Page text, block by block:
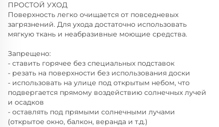
ПРОСТОЙ УХОД
Поверхность легко очищается от повседневых
загрязнений. Для ухода достаточно использовать
мягкую ткань и неабразивные моющие средства.
Запрещено:
- ставить горячее без специальных подставок
- резать на поверхности без использования доски
- использовать на улице под открытым небом, что
подвергается прямому воздействию солнечных лучей
и осадков
- оставлять под прямыми солнечными лучами
(открытое окно, балкон, веранда и т.д.)